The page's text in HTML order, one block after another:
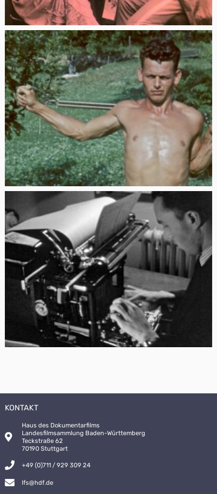
KONTAKT
Haus des Dokumentarfilms
Landesfilmsammlung Baden-Württemberg
Teckstraße 62
70190 Stuttgart
+49 (0)711 / 929 309 24
lfs@hdf.de